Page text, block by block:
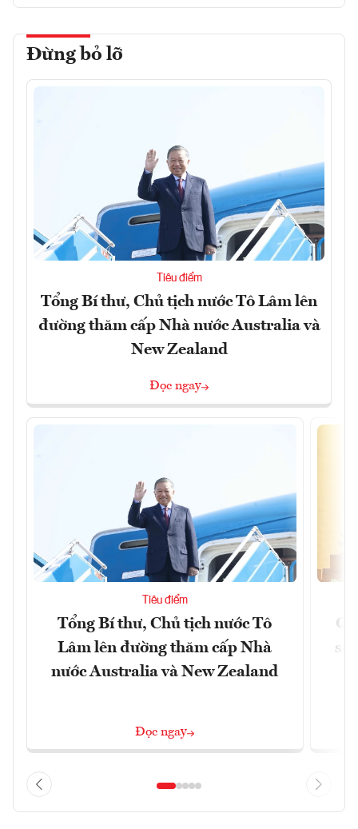
Đừng bỏ lỡ
Tiêu điểm
Tổng Bí thư, Chủ tịch nước Tô Lâm lên
đường thăm cấp Nhà nước Australia và
New Zealand
Đọc ngay
Tiêu điểm
Tổng Bí thư, Chủ tịch nước Tô
Lâm lên đường thăm cấp Nhà
nước Australia và New Zealand
Đọc ngay